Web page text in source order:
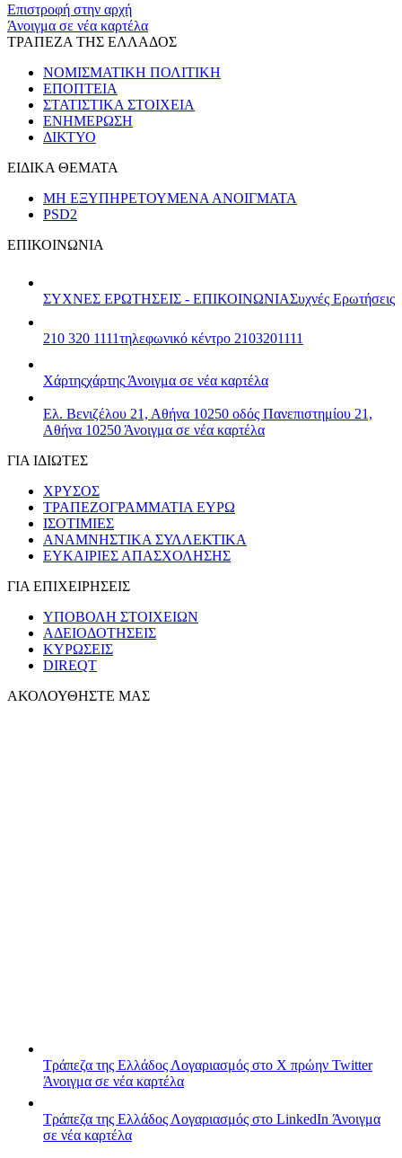
Επιστροφή στην αρχή
Άνοιγμα σε νέα καρτέλα
ΤΡΑΠΕΖΑ ΤΗΣ ΕΛΛΑΔΟΣ
ΝΟΜΙΣΜΑΤΙΚΗ ΠΟΛΙΤΙΚΗ
ΕΠΟΠΤΕΙΑ
ΣΤΑΤΙΣΤΙΚΑ ΣΤΟΙΧΕΙΑ
ΕΝΗΜΕΡΩΣΗ
ΔΙΚΤΥΟ
ΕΙΔΙΚΑ ΘΕΜΑΤΑ
ΜΗ ΕΞΥΠΗΡΕΤΟΥΜΕΝΑ ΑΝΟΙΓΜΑΤΑ
PSD2
ΕΠΙΚΟΙΝΩΝΙΑ
ΣΥΧΝΕΣ ΕΡΩΤΗΣΕΙΣ - ΕΠΙΚΟΙΝΩΝΙΑΣυχνές Ερωτήσεις
210 320 1111τηλεφωνικό κέντρο 2103201111
Χάρτηςχάρτης Άνοιγμα σε νέα καρτέλα
Ελ. Βενιζέλου 21, Αθήνα 10250 οδός Πανεπιστημίου 21,
Αθήνα 10250 Άνοιγμα σε νέα καρτέλα
ΓΙΑ ΙΔΙΩΤΕΣ
ΧΡΥΣΟΣ
ΤΡΑΠΕΖΟΓΡΑΜΜΑΤΙΑ ΕΥΡΩ
ΙΣΟΤΙΜΙΕΣ
ΑΝΑΜΝΗΣΤΙΚΑ ΣΥΛΛΕΚΤΙΚΑ
ΕΥΚΑΙΡΙΕΣ ΑΠΑΣΧΟΛΗΣΗΣ
ΓΙΑ ΕΠΙΧΕΙΡΗΣΕΙΣ
ΥΠΟΒΟΛΗ ΣΤΟΙΧΕΙΩΝ
ΑΔΕΙΟΔΟΤΗΣΕΙΣ
ΚΥΡΩΣΕΙΣ
DIREQT
ΑΚΟΛΟΥΘΗΣΤΕ ΜΑΣ
Τράπεζα της Ελλάδος Λογαριασμός στο X πρώην Twitter
Άνοιγμα σε νέα καρτέλα
Τράπεζα της Ελλάδος Λογαριασμός στο LinkedIn Άνοιγμα
σε νέα καρτέλα